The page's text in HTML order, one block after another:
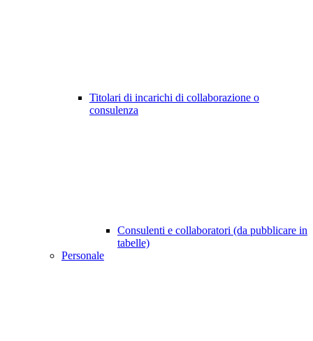
Titolari di incarichi di collaborazione o
consulenza
Consulenti e collaboratori (da pubblicare in
tabelle)
Personale